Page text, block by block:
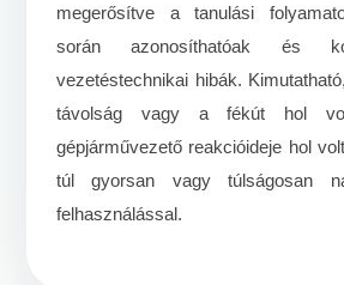
megerősítve a tanulási
során azonosíthatóak és
vezetéstechnikai hibák.
távolság vagy a fékút hol
gépjárművezető reakcióideje hol
túl gyorsan vagy túlságosan
felhasználással.